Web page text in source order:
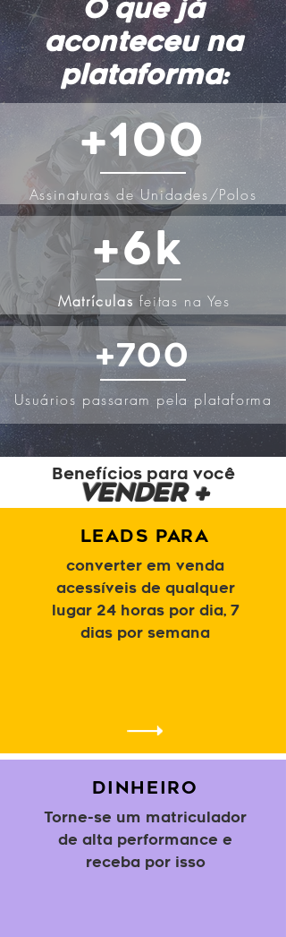
O que já
aconteceu na
plataforma:
+100
Assinaturas de Unidades/Polos
+6k
Matrículas feitas na Yes
+700
Usuários passaram pela plataforma
Benefícios para você
VENDER +
LEADS PARA
converter em venda
acessíveis de qualquer
lugar 24 horas por dia, 7
dias por semana
DINHEIRO
Torne-se um matriculador
de alta performance e
receba por isso